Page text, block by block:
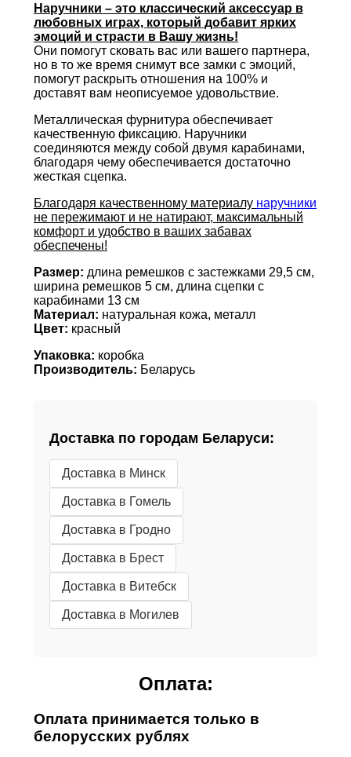
Наручники – это классический аксессуар в
любовных играх, который добавит ярких
эмоций и страсти в Вашу жизнь!
Они помогут сковать вас или вашего партнера,
но в то же время снимут все замки с эмоций,
помогут раскрыть отношения на 100% и
доставят вам неописуемое удовольствие.
Металлическая фурнитура обеспечивает
качественную фиксацию. Наручники
соединяются между собой двумя карабинами,
благодаря чему обеспечивается достаточно
жесткая сцепка.
Благодаря качественному материалу наручники
не пережимают и не натирают, максимальный
комфорт и удобство в ваших забавах
обеспечены!
Размер: длина ремешков с застежками 29,5 см,
ширина ремешков 5 см, длина сцепки с
карабинами 13 см
Материал: натуральная кожа, металл
Цвет: красный
Упаковка: коробка
Производитель: Беларусь
Доставка по городам Беларуси:
Доставка в Минск
Доставка в Гомель
Доставка в Гродно
Доставка в Брест
Доставка в Витебск
Доставка в Могилев
Оплата:
Оплата принимается только в
белорусских рублях